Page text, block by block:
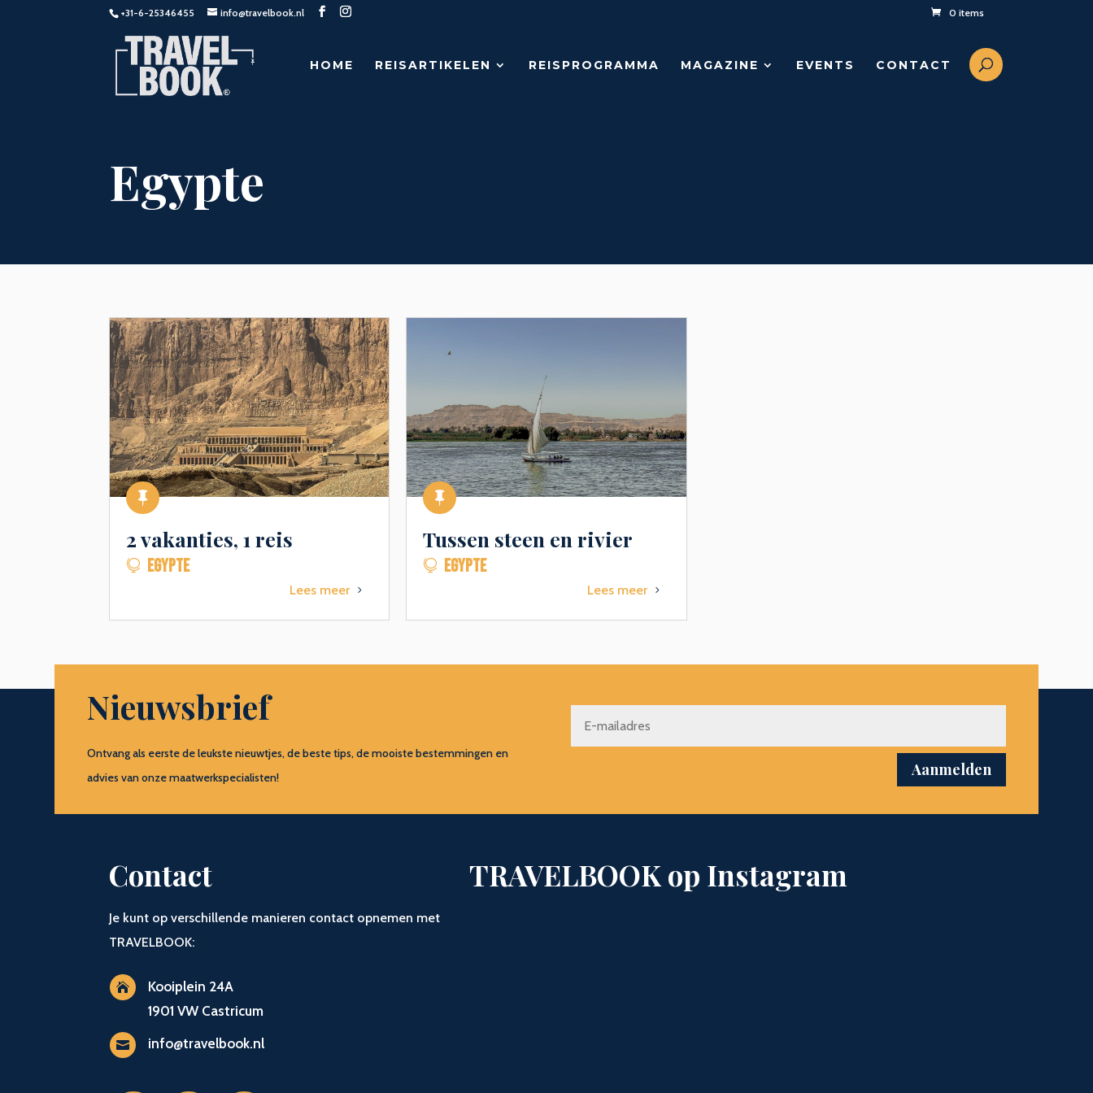
+31-6-25346455 info@travelbook.nl 0 items
HOME REISARTIKELEN REISPROGRAMMA MAGAZINE EVENTS CONTACT
Egypte

2 vakanties, 1 reis
 EGYPTE
Lees meer 5

Tussen steen en rivier
 EGYPTE
Lees meer 5
Nieuwsbrief
Ontvang als eerste de leukste nieuwtjes, de beste tips, de mooiste bestemmingen en
advies van onze maatwerkspecialisten!
Aanmelden
Contact
Je kunt op verschillende manieren contact opnemen met
TRAVELBOOK:

Kooiplein 24A
1901 VW Castricum
 info@travelbook.nl
TRAVELBOOK op Instagram